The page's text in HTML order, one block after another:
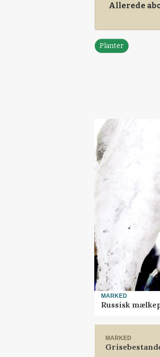
Allerede
Planter
MARKED
Russisk
MARKED